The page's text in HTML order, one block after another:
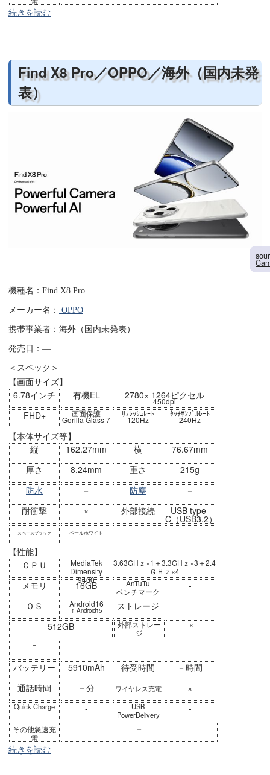
続きを読む
Find X8 Pro／OPPO／海外（国内未発
表）
機種名：Find X8 Pro
メーカー名： OPPO
携帯事業者：海外（国内未発表）
発売日：―
＜スペック＞
【画面サイズ】
6.78インチ
有機EL 2780× 1264ピクセル
450dpi
FHD+ 画面保護
Gorilla Glass 7
ﾘﾌﾚｯｼｭﾚｰﾄ
120Hz
ﾀｯﾁｻﾝﾌﾟﾙﾚｰﾄ
240Hz
【本体サイズ等】
縦
162.27mm 横
76.67mm
厚さ
8.24mm 重さ
215g
防水
－ 防塵
－
耐衝撃
× 外部接続 USB type-
C（USB3.2）
スペースブラック ペールホワイト
【性能】
ＣＰＵ
MediaTek
Dimensity
9400
3.63GHｚ×1＋3.3GHｚ×3＋2.4
ＧＨｚ×4
メモリ 16GB
AnTuTu
ベンチマーク
-
ＯＳ
Android16
↑ Android15
ストレージ
512GB
外部ストレー
ジ
×
－
バッテリー 5910mAh 待受時間
－時間
通話時間
－分 ワイヤレス充電 ×
Quick Charge -
USB
PowerDelivery
-
その他急速充
電
－
続きを読む